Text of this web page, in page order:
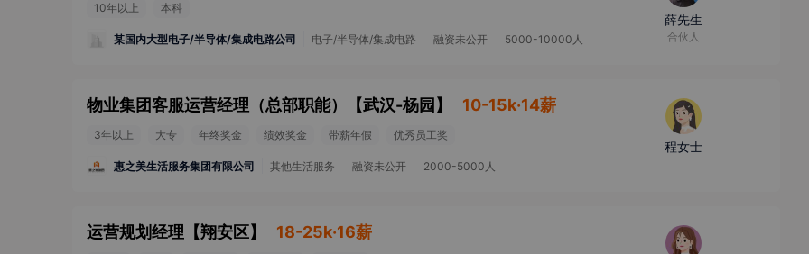
10年以上 本科
某国内大型电子/半导体/集成电路公司 电子/半导体/集成电路 融资未公开 5000-10000人
薛先生
合伙人
物业集团客服运营经理（总部职能） 【武汉-杨园 】 10-15k·14薪
3年以上 大专 年终奖金 绩效奖金 带薪年假 优秀员工奖
惠之美生活服务集团有限公司 其他生活服务 融资未公开 2000-5000人
程女士
运营规划经理 【翔安区】 18-25k·16薪